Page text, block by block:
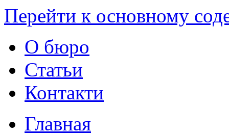
Перейти к основному
О бюро
Статьи
Контакти
Главная